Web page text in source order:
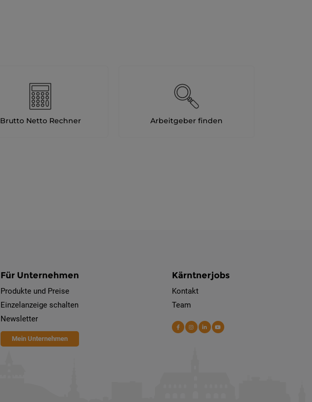
Brutto Netto Rechner Arbeitgeber finden
Für Unternehmen
Produkte und Preise
Einzelanzeige schalten
Newsletter
Mein Unternehmen
Kärntnerjobs
Kontakt
Team